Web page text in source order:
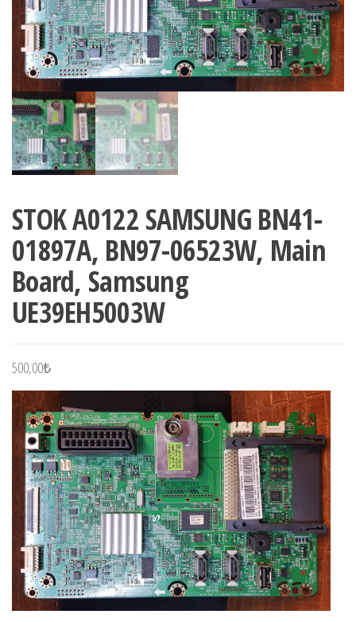
STOK A0122 SAMSUNG BN41-
01897A, BN97-06523W, Main
Board, Samsung
UE39EH5003W
500,00₺